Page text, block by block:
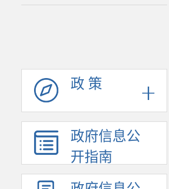
政 策
政府信息公
开指南